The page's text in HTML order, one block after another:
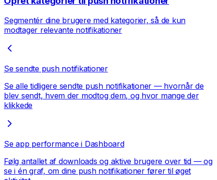
Segmentér dine brugere med kategorier, så de kun
modtager relevante notifikationer
Se sendte push notifikationer
Se alle tidligere sendte push notifikationer — hvornår de
blev sendt, hvem der modtog dem, og hvor mange der
klikkede
Se app performance i Dashboard
Følg antallet af downloads og aktive brugere over tid — og
se i én graf, om dine push notifikationer fører til øget